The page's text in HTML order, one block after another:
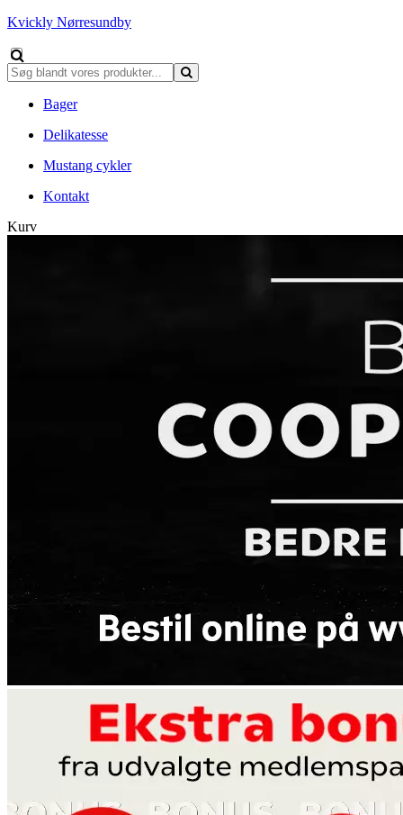
Kvickly Nørresundby
Bager
Delikatesse
Mustang cykler
Kontakt
Kurv